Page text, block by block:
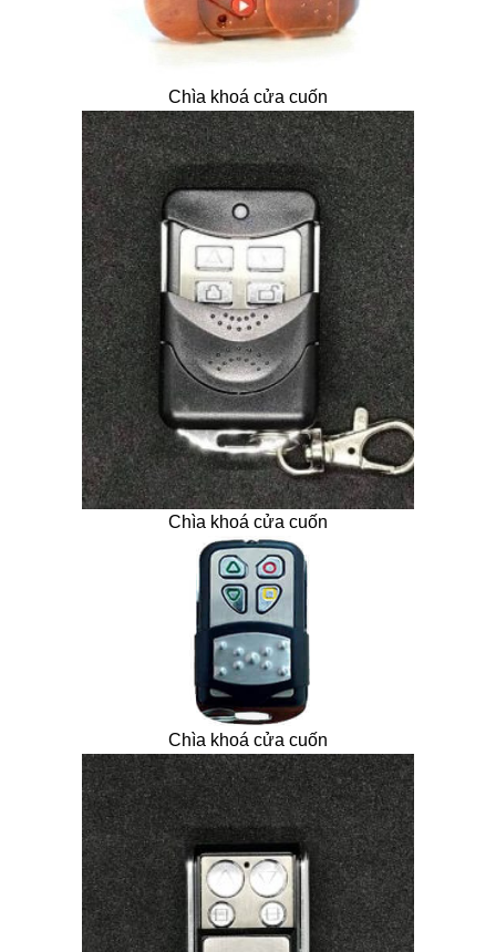
Chìa khoá cửa cuốn
Chìa khoá cửa cuốn
Chìa khoá cửa cuốn